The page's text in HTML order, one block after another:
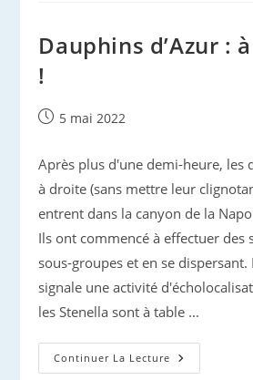
Dauphins d’Azur :
!
Publication
5 mai 2022
Après plus d'une demi-heure, les
à droite (sans mettre leur
entrent dans la canyon de la
Ils ont commencé à effectuer des
sous-groupes et en se
signale une activité
les Stenella sont à table ...
Continuer La Lecture Dauphins
D’Azur